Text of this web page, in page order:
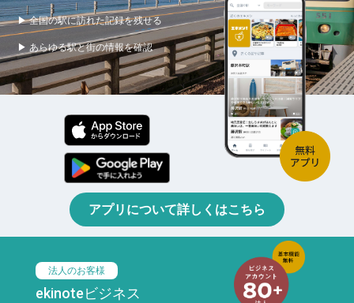
▶ 全国の駅に訪れた記録を残せる
▶ あらゆる駅と街の情報を確認
アプリについて詳しくはこちら
法人のお客様
ekinoteビジネス